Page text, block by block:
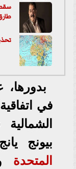
سقط
بدورها،
في
بيونج
المتحدة